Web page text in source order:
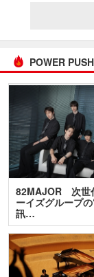
POWER PUSH
82MAJOR 次世
ーイズグループ
訊…